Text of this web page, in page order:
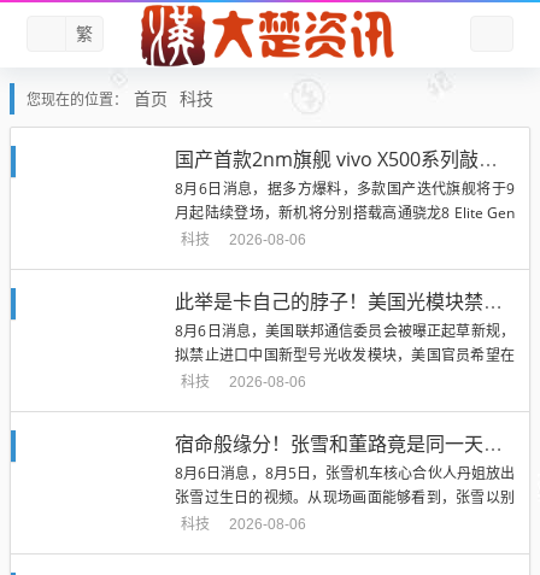
繁
您现在的位置： 首页 科技
国产首款2nm旗舰 vivo X500系列敲定9月登场：首发天玑9600 Pro
8月6日消息，据多方爆料，多款国产迭代旗舰将于9
月起陆续登场，新机将分别搭载高通骁龙8 Elite Gen
6、联发科天玑...
科技 2026-08-06
此举是卡自己的脖子！美国光模块禁令遭反呛：两年内根本找不到替代
8月6日消息，美国联邦通信委员会被曝正起草新规，
拟禁止进口中国新型号光收发模块，美国官员希望在
2026年内公布并实施该禁...
科技 2026-08-06
宿命般缘分！张雪和董路竟是同一天生日 庆生现场画面流出
8月6日消息，8月5日，张雪机车核心合伙人丹姐放出
张雪过生日的视频。从现场画面能够看到，张雪以别
具一格的 "铁砂掌"方式...
科技 2026-08-06